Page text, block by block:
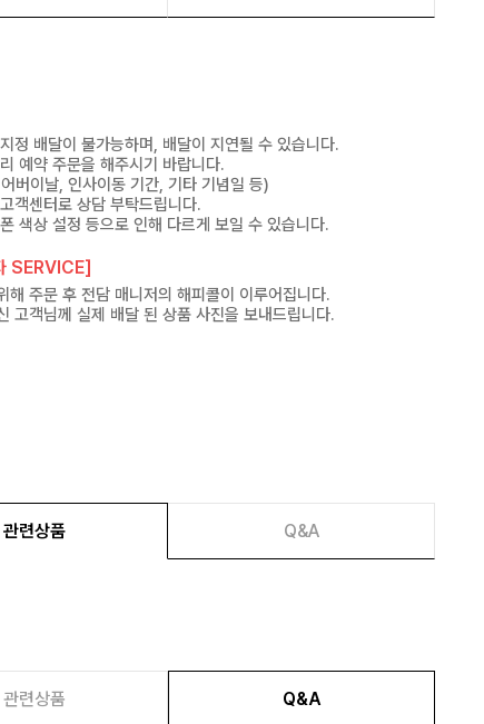
정 배달이 불가능하며, 배달이 지연될 수 있습니다.
예약 주문을 해주시기 바랍니다.
버이날, 인사이동 기간, 기타 기념일 등)
객센터로 상담 부탁드립니다.
색상 설정 등으로 인해 다르게 보일 수 있습니다.
SERVICE]
해 주문 후 전담 매니저의 해피콜이 이루어집니다.
고객님께 실제 배달 된 상품 사진을 보내드립니다.
관련상품 Q&A
관련상품 Q&A